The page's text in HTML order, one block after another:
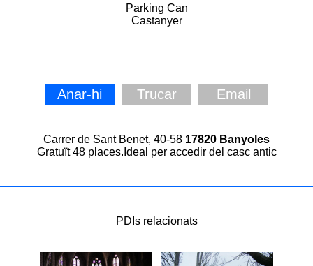
Parking Can
Castanyer
Anar-hi Trucar Email
Carrer de Sant Benet, 40-58 17820 Banyoles
Gratuït 48 places.Ideal per accedir del casc antic
PDIs relacionats